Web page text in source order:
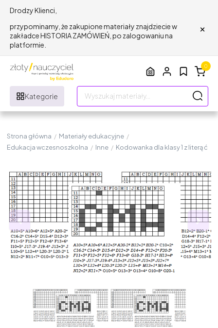
Drodzy Klienci,
przypominamy, że zakupione materiały znajdziecie w
zakładce HISTORIA ZAMÓWIEŃ, po zalogowaniu na
platformie.
×
Kategorie
0
Strona główna / Materiały edukacyjne /
Edukacja wczesnoszkolna / Inne / Kodowanka dla klasy 1 z literą ć